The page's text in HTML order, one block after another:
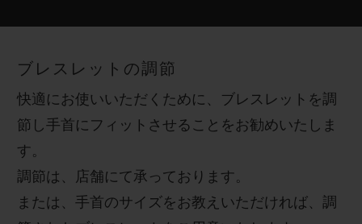
約48時間
ストラップ
クラスプ
ブラックセラミック＆ブラック加工のチタニウム製スペシャルフ
ォールディングクラスプ
ブレスレットの調節
快適にお使いいただくために、ブレスレットを調
節し手首にフィットさせることをお勧めいたしま
す。
調節は、店舗にて承っております。
または、手首のサイズをお教えいただければ、調